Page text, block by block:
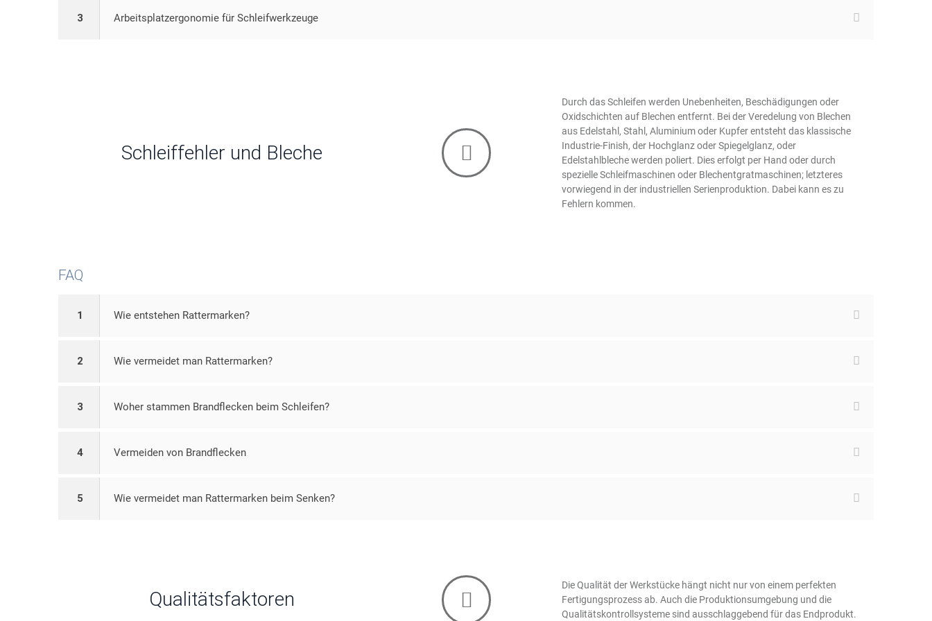
3 Arbeitsplatzergonomie für Schleifwerkzeuge
Schleiffehler und Bleche
Durch das Schleifen werden Unebenheiten, Beschädigungen oder
Oxidschichten auf Blechen entfernt. Bei der Veredelung von Blechen
aus Edelstahl, Stahl, Aluminium oder Kupfer entsteht das klassische
Industrie-Finish, der Hochglanz oder Spiegelglanz, oder
Edelstahlbleche werden poliert. Dies erfolgt per Hand oder durch
spezielle Schleifmaschinen oder Blechentgratmaschinen; letzteres
vorwiegend in der industriellen Serienproduktion. Dabei kann es zu
Fehlern kommen.
FAQ
1 Wie entstehen Rattermarken?
2 Wie vermeidet man Rattermarken?
3 Woher stammen Brandflecken beim Schleifen?
4 Vermeiden von Brandflecken
5 Wie vermeidet man Rattermarken beim Senken?
Qualitätsfaktoren
Die Qualität der Werkstücke hängt nicht nur von einem perfekten
Fertigungsprozess ab. Auch die Produktionsumgebung und die
Qualitätskontrollsysteme sind ausschlaggebend für das Endprodukt.